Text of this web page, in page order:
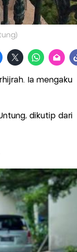
Ia mengaku
dikutip dari